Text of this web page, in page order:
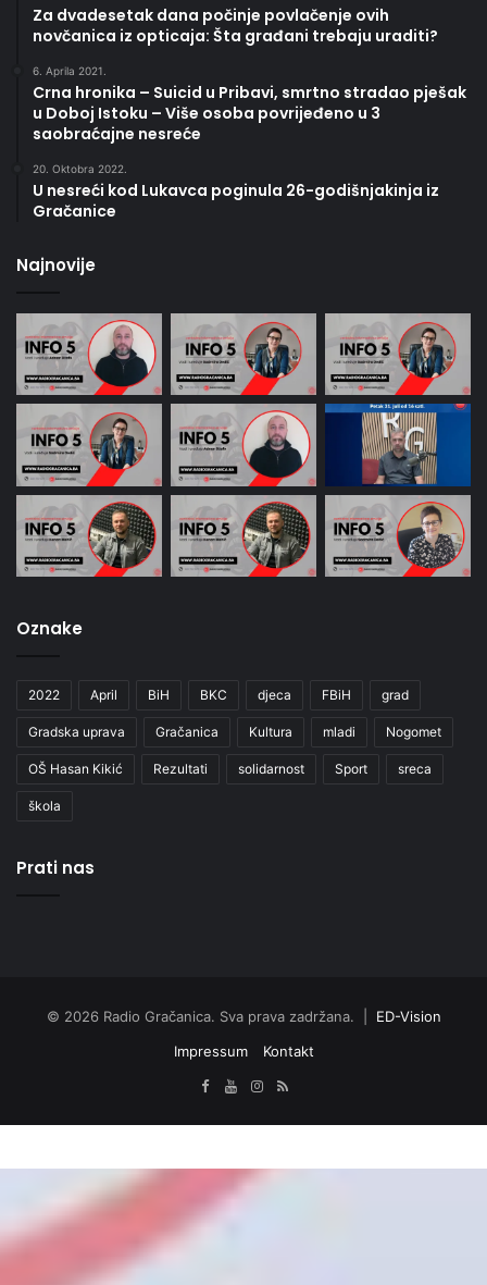
Za dvadesetak dana počinje povlačenje ovih
novčanica iz opticaja: Šta građani trebaju uraditi?
6. Aprila 2021.
Crna hronika – Suicid u Pribavi, smrtno stradao pješak
u Doboj Istoku – Više osoba povrijeđeno u 3
saobraćajne nesreće
20. Oktobra 2022.
U nesreći kod Lukavca poginula 26-godišnjakinja iz
Gračanice
Najnovije
Oznake
2022 April BiH BKC djeca FBiH grad
Gradska uprava Gračanica Kultura mladi Nogomet
OŠ Hasan Kikić Rezultati solidarnost Sport sreca
škola
Prati nas
© 2026 Radio Gračanica. Sva prava zadržana. | ED-Vision
Impressum
Kontakt